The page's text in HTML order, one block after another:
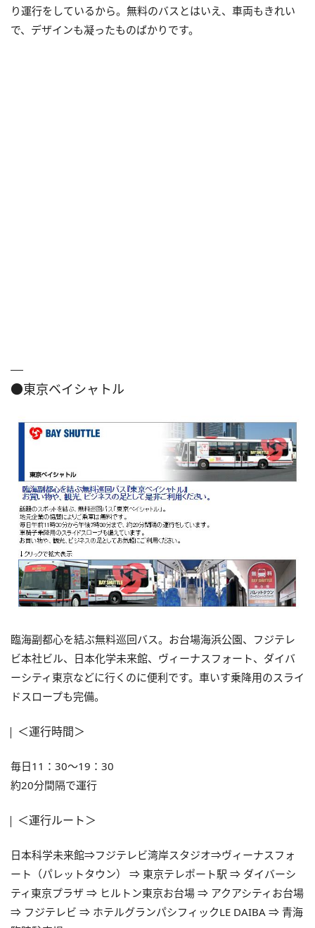
り運行をしているから。無料のバスとはいえ、車両もきれい
で、デザインも凝ったものばかりです。
●東京ベイシャトル
臨海副都心を結ぶ無料巡回バス。お台場海浜公園、フジテレ
ビ本社ビル、日本化学未来館、ヴィーナスフォート、ダイバ
ーシティ東京などに行くのに便利です。車いす乗降用のスライ
ドスロープも完備。
＜運行時間＞
毎日11：30～19：30
約20分間隔で運行
＜運行ルート＞
日本科学未来館⇒フジテレビ湾岸スタジオ⇒ヴィーナスフォ
ート（パレットタウン） ⇒ 東京テレポート駅 ⇒ ダイバーシ
ティ東京プラザ ⇒ ヒルトン東京お台場 ⇒ アクアシティお台場
⇒ フジテレビ ⇒ ホテルグランパシフィックLE DAIBA ⇒ 青海